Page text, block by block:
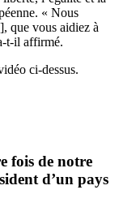
« Nous
que vous aidiez à
t-il affirmé.
ci-dessus.
fois de notre
d’un pays